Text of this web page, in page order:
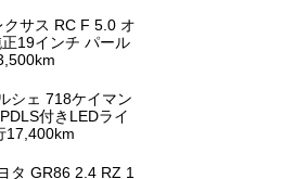
サス RC F 5.0 オ
19インチ パール
シェ 718ケイマン
付きLEDライ
17,400km
タ GR86 2.4 RZ 1